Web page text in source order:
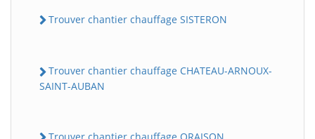
Trouver chantier chauffage SISTERON
Trouver chantier chauffage CHATEAU-ARNOUX-
SAINT-AUBAN
Trouver chantier chauffage ORAISON